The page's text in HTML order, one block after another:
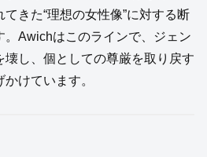
きた“理想の女性像”に対する断
。Awichはこのラインで、ジェン
壊し、個としての尊厳を取り戻す
けています。